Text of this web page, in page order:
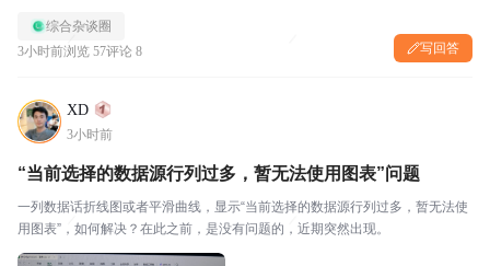
综合杂谈圈
3小时前浏览 57评论 8 写回答
XD
3小时前
“当前选择的数据源行列过多，暂无法使用图表”问题
一列数据话折线图或者平滑曲线，显示“当前选择的数据源行列过多，暂无法使
用图表”，如何解决？在此之前，是没有问题的，近期突然出现。